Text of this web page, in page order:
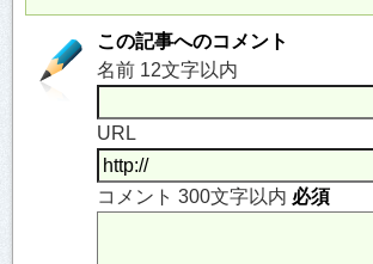
この記事へのコメント
名前 12文字以内
URL
コメント 300文字以内 必須